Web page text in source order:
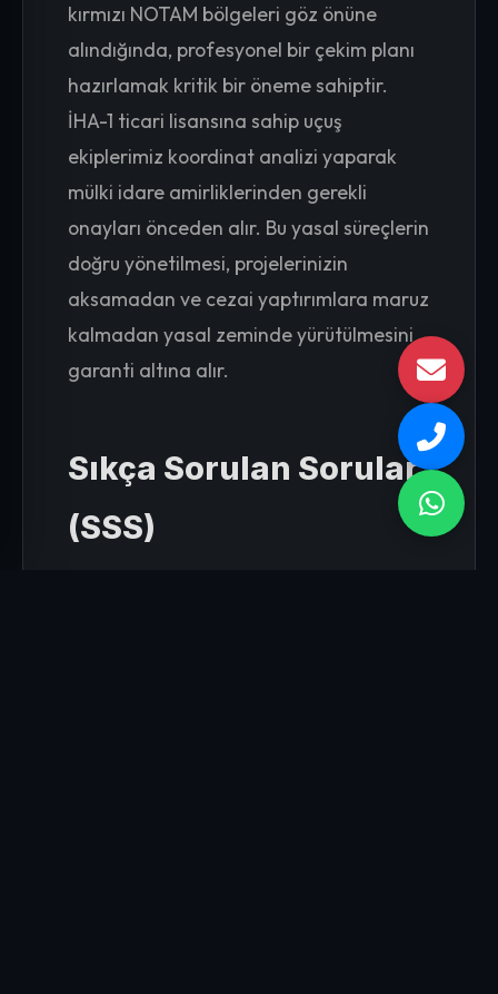
kırmızı NOTAM bölgeleri göz önüne
alındığında, profesyonel bir çekim planı
hazırlamak kritik bir öneme sahiptir.
İHA-1 ticari lisansına sahip uçuş
ekiplerimiz koordinat analizi yaparak
mülki idare amirliklerinden gerekli
onayları önceden alır. Bu yasal süreçlerin
doğru yönetilmesi, projelerinizin
aksamadan ve cezai yaptırımlara maruz
kalmadan yasal zeminde yürütülmesini
garanti altına alır.
Sıkça Sorulan Sorular
(SSS)